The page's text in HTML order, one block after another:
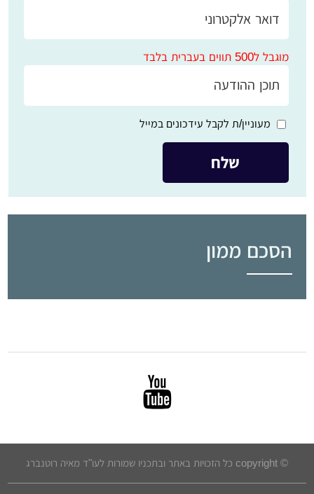
מוגבל ל500 תווים בעברית בלבד
מעוניין/ת לקבל עידכונים במייל
הסכם ממון
© copyright כל הזכויות באתר ובתכניו שמורות לעו"ד מאיה רוטנברג